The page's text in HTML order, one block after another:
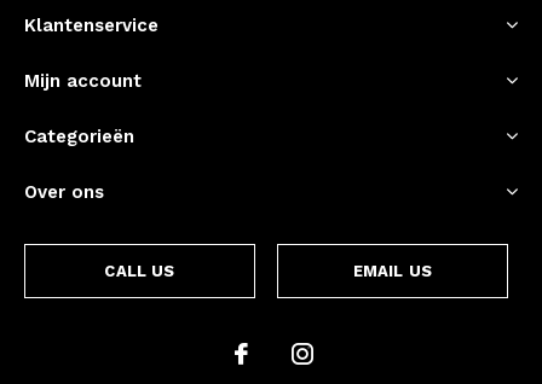
Klantenservice
Mijn account
Categorieën
Over ons
CALL US EMAIL US